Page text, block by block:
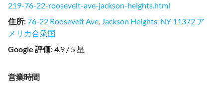
219-76-22-roosevelt-ave-jackson-heights.html
住所:76-22 Roosevelt Ave, Jackson Heights, NY 11372 ア
メリカ合衆国
Google 評価:4.9 / 5 星
営業時間